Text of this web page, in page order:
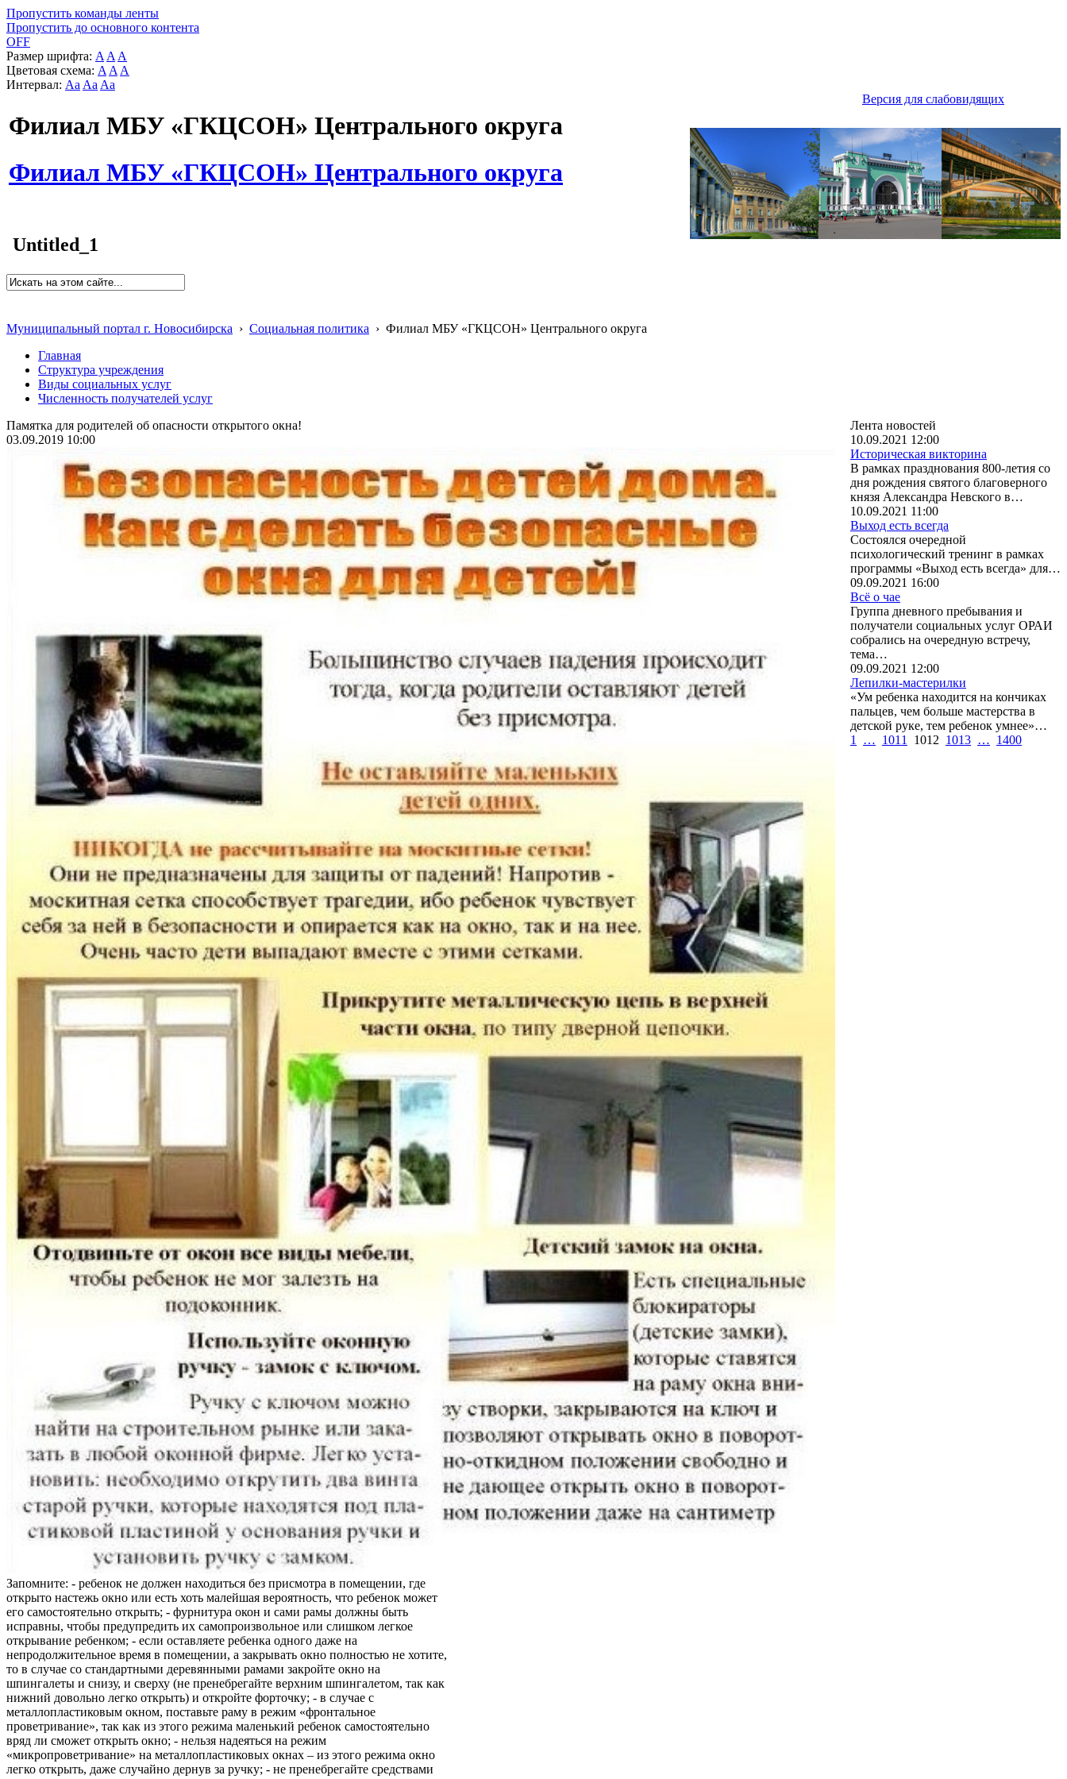
Пропустить команды ленты
Пропустить до основного контента
OFF
Размер шрифта: A A A
Цветовая схема: A A A
Интервал: Aa Aa Aa
Версия для слабовидящих
Филиал МБУ «ГКЦСОН» Центрального округа
Филиал МБУ «ГКЦСОН» Центрального округа
Untitled_1
Муниципальный портал г. Новосибирска › Социальная политика › Филиал МБУ «ГКЦСОН» Центрального округа
Главная
Структура учреждения
Виды социальных услуг
Численность получателей услуг
Памятка для родителей об опасности открытого окна!
03.09.2019 10:00
Запомните: - ребенок не должен находиться без присмотра в помещении, где
открыто настежь окно или есть хоть малейшая вероятность, что ребенок может
его самостоятельно открыть; - фурнитура окон и сами рамы должны быть
исправны, чтобы предупредить их самопроизвольное или слишком легкое
открывание ребенком; - если оставляете ребенка одного даже на
непродолжительное время в помещении, а закрывать окно полностью не хотите,
то в случае со стандартными деревянными рамами закройте окно на
шпингалеты и снизу, и сверху (не пренебрегайте верхним шпингалетом, так как
нижний довольно легко открыть) и откройте форточку; - в случае с
металлопластиковым окном, поставьте раму в режим «фронтальное
проветривание», так как из этого режима маленький ребенок самостоятельно
вряд ли сможет открыть окно; - нельзя надеяться на режим
«микропроветривание» на металлопластиковых окнах – из этого режима окно
легко открыть, даже случайно дернув за ручку; - не пренебрегайте средствами
Лента новостей
10.09.2021 12:00
Историческая викторина
В рамках празднования 800-летия со
дня рождения святого благоверного
князя Александра Невского в…
10.09.2021 11:00
Выход есть всегда
Состоялся очередной
психологический тренинг в рамках
программы «Выход есть всегда» для…
09.09.2021 16:00
Всё о чае
Группа дневного пребывания и
получатели социальных услуг ОРАИ
собрались на очередную встречу,
тема…
09.09.2021 12:00
Лепилки-мастерилки
«Ум ребенка находится на кончиках
пальцев, чем больше мастерства в
детской руке, тем ребенок умнее»…
1
… 1011 1012 1013 … 1400